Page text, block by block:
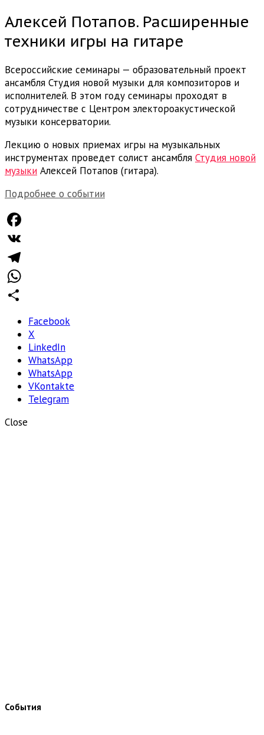
Алексей Потапов. Расширенные
техники игры на гитаре
Всероссийские семинары — образовательный проект
ансамбля Студия новой музыки для композиторов и
исполнителей. В этом году семинары проходят в
сотрудничестве с Центром электороакустической
музыки консерватории.
Лекцию о новых приемах игры на музыкальных
инструментах проведет солист ансамбля Студия новой
музыки Алексей Потапов (гитара).
Подробнее о событии
Facebook
VK
Telegram
WhatsApp
Facebook
X
LinkedIn
WhatsApp
WhatsApp
VKontakte
Telegram
Close
События